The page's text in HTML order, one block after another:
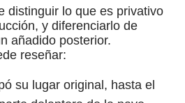
distinguir lo que es privativo
y diferenciarlo de
añadido posterior.
reseñar:
su lugar original, hasta el